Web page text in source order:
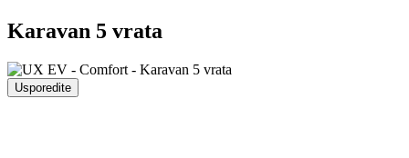
Karavan 5 vrata
Usporedite